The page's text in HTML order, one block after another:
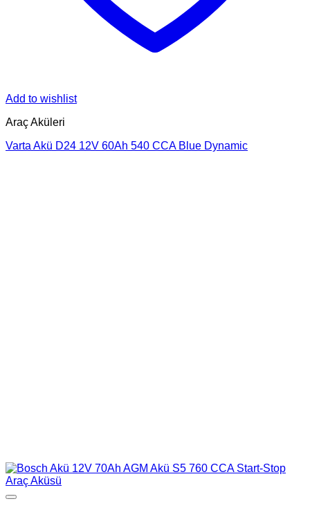
Add to wishlist
Araç Aküleri
Varta Akü D24 12V 60Ah 540 CCA Blue Dynamic